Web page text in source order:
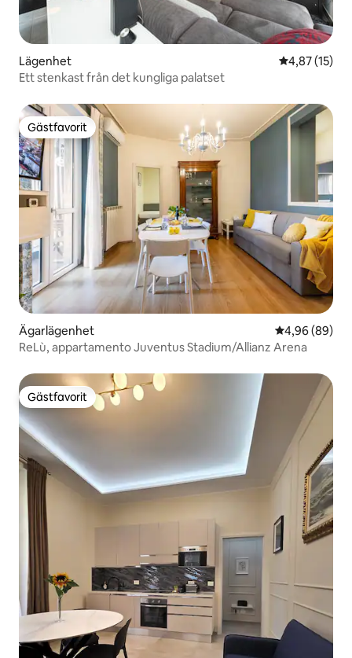
Lägenhet 4,87 av 5 i
4,87 (15)
Ett stenkast från det kungliga palatset
Gästfavorit
Gästfavorit
Ägarlägenhet 4,96 av 5 i
4,96 (89)
ReLù, appartamento Juventus Stadium/Allianz Arena
Gästfavorit
Gästfavorit